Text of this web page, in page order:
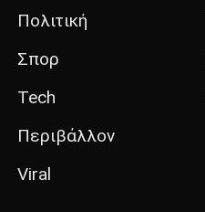
Πολιτική
Σπορ
Tech
Περιβάλλον
Viral